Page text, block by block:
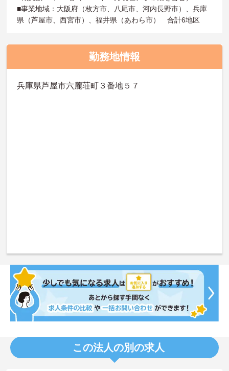
■事業地域：大阪府（枚方市、八尾市、河内長野市）、兵庫
県（芦屋市、西宮市）、福井県（あわら市） 合計6地区
勤務地情報
兵庫県芦屋市六麓荘町３番地５７
この法人の別の求人